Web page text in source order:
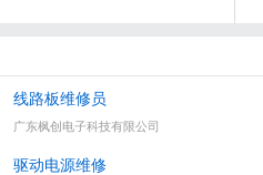
线路板维修员
广东枫创电子科技有限公司
驱动电源维修